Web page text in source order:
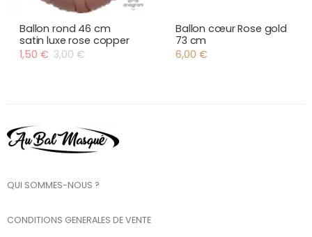
Ballon rond 46 cm
satin luxe rose copper
3,00 €
Le
1,50 €
Le
Ballon cœur Rose gold
73 cm
6,00 €
QUI SOMMES-NOUS ?
CONDITIONS GENERALES DE VENTE